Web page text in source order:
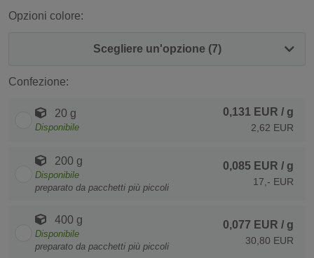
Opzioni colore:
Scegliere un'opzione (7)
Confezione:
20 g
Disponibile
0,131 EUR / g
2,62 EUR
200 g
Disponibile
preparato da pacchetti più piccoli
0,085 EUR / g
17,- EUR
400 g
Disponibile
preparato da pacchetti più piccoli
0,077 EUR / g
30,80 EUR